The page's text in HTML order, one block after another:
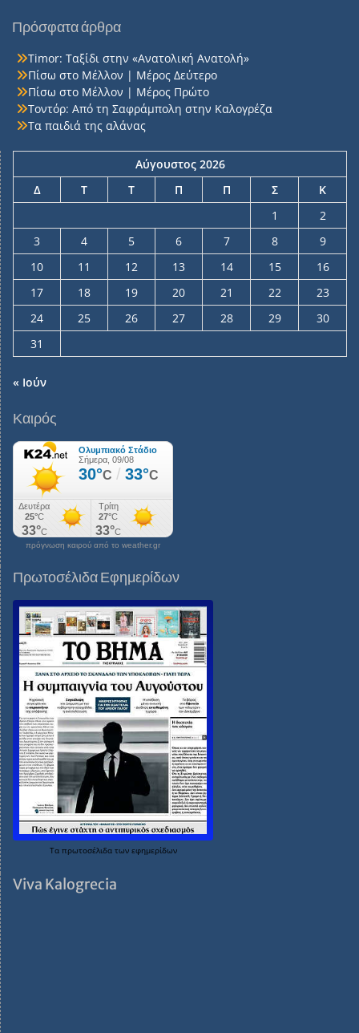
Πρόσφατα άρθρα
Timor: Ταξίδι στην «Ανατολική Ανατολή»
Πίσω στο Μέλλον | Μέρος Δεύτερο
Πίσω στο Μέλλον | Μέρος Πρώτο
Τοντόρ: Από τη Σαφράμπολη στην Καλογρέζα
Τα παιδιά της αλάνας
Αύγουστος 2026
Δ
Τ Τ Π Π Σ
Κ
1
2
3
4 5 6 7 8
9
10
11 12 13 14 15
16
17
18 19 20 21 22
23
24
25 26 27 28 29
30
31
« Ιούν
Καιρός
πρόγνωση καιρού από το weather.gr
Πρωτοσέλιδα Εφημερίδων
Τα πρωτοσέλιδα των εφημερίδων
Viva Kalogrecia